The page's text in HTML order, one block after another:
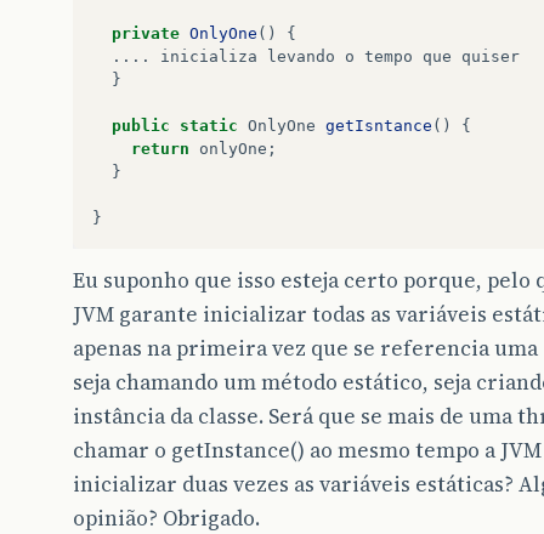
private OnlyOne ()
{
....
inicializa levando o tempo que
quiser
}
public static OnlyOne getIsntance ()
{
return
onlyOne ;
}
}
Eu suponho que isso esteja certo porque, pelo
JVM garante inicializar todas as variáveis
apenas na primeira vez que se referencia uma
seja chamando um método estático, seja
instância da classe. Será que se mais de uma
chamar o getInstance() ao mesmo tempo a
inicializar duas vezes as variáveis estáticas?
opinião? Obrigado.